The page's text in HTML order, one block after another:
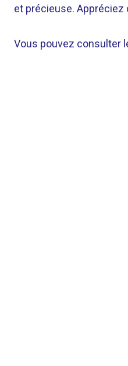
et précieuse. Appréciez
Vous pouvez consulter